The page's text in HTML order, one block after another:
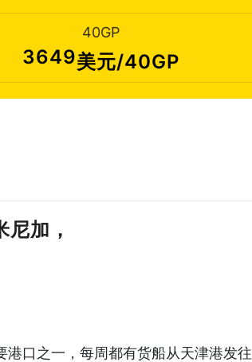
40GP
3649美元/40GP
加，
口之一，每周都有货船从天津港发往